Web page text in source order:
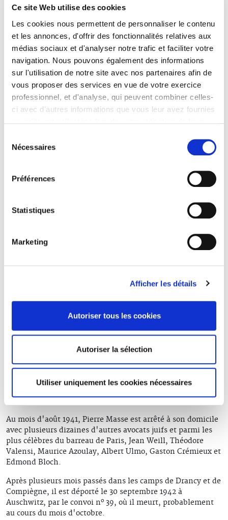
Ce site Web utilise des cookies
Les cookies nous permettent de personnaliser le contenu
et les annonces, d'offrir des fonctionnalités relatives aux
médias sociaux et d'analyser notre trafic et faciliter votre
navigation. Nous pouvons également des informations
sur l'utilisation de notre site avec nos partenaires afin de
vous proposer des services en vue de votre exercice
professionnel, et d'analyse, qui peuvent combiner celles-
ci avec d'autres informations que vous leur avez fournies
continuez à utiliser notre site Web.
Pour en savoir plus sur notre politique de traitement,
Nécessaires
Préférences
Statistiques
Marketing
Afficher les détails
Autoriser tous les cookies
Autoriser la sélection
Utiliser uniquement les cookies nécessaires
Debout, 4emeà partir de la droite, PIERRE MASSE, Sous-secrétaire d’État à
Son frère Georges Masse, aspirant dans la 1ere compagnie
militaire et de la croix de guerre avec lesquelles il sera
Pierre Masse sera démobilisé le 23 février 1919.
sénateur en 1938.
Lors de la Seconde guerre Mondiale, et devant les
Maréchal Pétain pour lui faire part de son indignation ; au
Palais, il plaide contre le directeur de "Je suis partout", qui
avait diffamé l'écrivain Henry Bernstein.
parlementaires leur demandant de préciser s'ils sont
d'ascendance juive. Dans une seconde lettre adressée au
maréchal Pétain, il exprime avec vigueur son refus d'être
traité en « Français de la deuxième catégorie »
Au mois d'août 1941, Pierre Masse est arrêté à son domicile
avec plusieurs dizaines d'autres avocats juifs et parmi les
plus célèbres du barreau de Paris, Jean Weill, Théodore
Valensi, Maurice Azoulay, Albert Ulmo, Gaston Crémieux et
Edmond Bloch.
Après plusieurs mois passés dans les camps de Drancy et de
Compiègne, il est déporté le 30 septembre 1942 à
Auschwitz, par le convoi no 39, où il meurt, probablement
au cours du mois d'octobre.